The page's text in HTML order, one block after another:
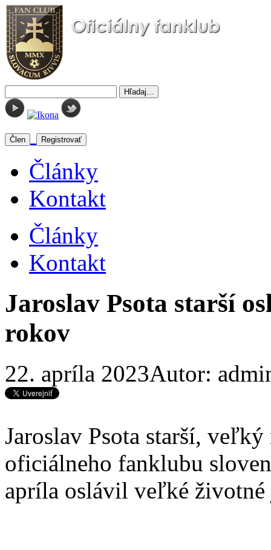
Člen Registrovať
Články
Kontakt
Články
Kontakt
Jaroslav Psota starší
rokov
22. apríla 2023Autor:
Jaroslav Psota starší,
oficiálneho fanklubu
apríla oslávil veľké